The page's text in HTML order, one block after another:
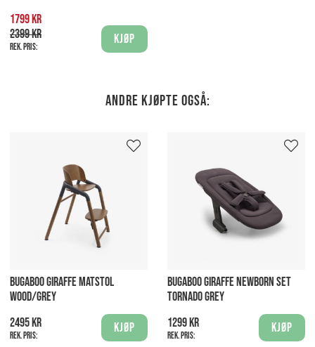
1799 kr
2399 kr
Rek. pris:
Kjøp
Andre kjøpte også:
BUGABOO GIRAFFE MATSTOL
WOOD/GREY
2495 kr
Rek. pris:
Kjøp
BUGABOO GIRAFFE NEWBORN SET
TORNADO GREY
1299 kr
Rek. pris:
Kjøp